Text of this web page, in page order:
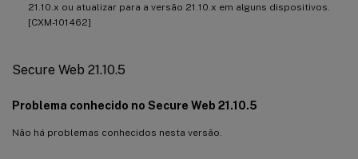
21.10.x ou atualizar para a versão 21.10.x em alguns dispositivos.
[CXM-101462]
Secure Web 21.10.5
Problema conhecido no Secure Web 21.10.5
Não há problemas conhecidos nesta versão.